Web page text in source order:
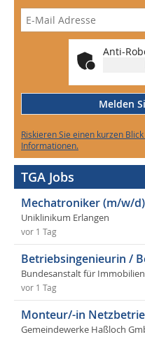
Anti-
Melden
Riskieren Sie einen kurzen
Informationen.
TGA Jobs
Mechatroniker (m/w/d)
Uniklinikum Erlangen
vor 1 Tag
Betriebsingenieurin /
Bundesanstalt für
vor 1 Tag
Monteur/-in
Gemeindewerke Haßloch